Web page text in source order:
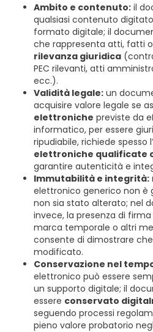
Ambito e contenuto: il
qualsiasi contenuto
formato digitale; il
che rappresenta atti, fatti
rilevanza giuridica
PEC rilevanti, atti
ecc.).
Validità legale: un
acquisire valore legale se
elettroniche previste da
informatico, per essere
ripudiabile, richiede spesso
elettroniche qualificate
garantire autenticità e
Immutabilità e integrità:
elettronico generico non
non sia stato alterato; nel
invece, la presenza di
marca temporale o altri
consente di dimostrare
modificato.
Conservazione nel
elettronico può essere
un supporto digitale; il
essere conservato
seguendo processi
pieno valore probatorio